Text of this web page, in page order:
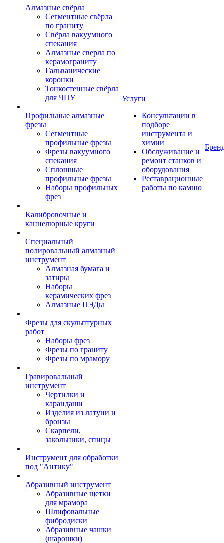
Алмазные свёрла
Сегментные свёрла
по граниту
Свёрла вакуумного
спекания
Алмазные сверла по
керамограниту
Гальванические
коронки
Тонкостенные свёрла
для ЧПУ
Профильные алмазные
фрезы
Сегментные
профильные фрезы
Фрезы вакуумного
спекания
Сплошные
профильные фрезы
Наборы профильных
фрез
Калибровочные и
каннелюрные круги
Специальный
полировальный алмазный
инструмент
Алмазная бумага и
затиры
Наборы
керамических фрез
Алмазные ПЭДы
Фрезы для скульптурных
работ
Наборы фрез
Фрезы по граниту
Фрезы по мрамору
Гравировальный
инструмент
Чертилки и
карандаши
Изделия из латуни и
бронзы
Скарпели,
закольники, спицы
Инструмент для обработки
под "Антику"
Абразивный инструмент
Абразивные щетки
для мрамора
Шлифовальные
фибродиски
Абразивные чашки
(шарошки)
Услуги
Консультации в
подборе
инструмента и
химии
Обслуживание и
ремонт станков и
оборудования
Реставрационные
работы по камню